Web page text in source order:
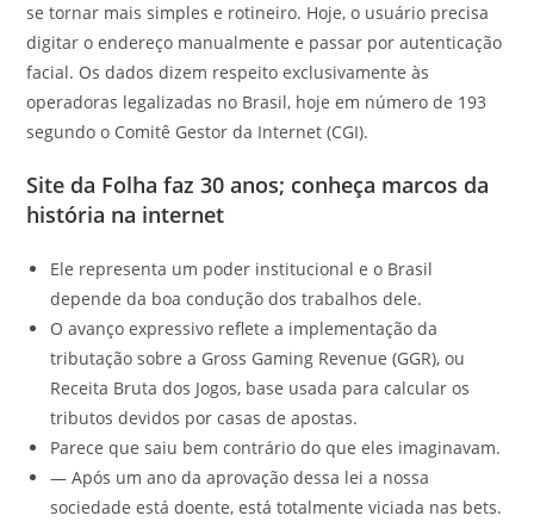
se tornar mais simples e rotineiro. Hoje, o usuário precisa
digitar o endereço manualmente e passar por autenticação
facial. Os dados dizem respeito exclusivamente às
operadoras legalizadas no Brasil, hoje em número de 193
segundo o Comitê Gestor da Internet (CGI).
Site da Folha faz 30 anos; conheça marcos da
história na internet
Ele representa um poder institucional e o Brasil
depende da boa condução dos trabalhos dele.
O avanço expressivo reflete a implementação da
tributação sobre a Gross Gaming Revenue (GGR), ou
Receita Bruta dos Jogos, base usada para calcular os
tributos devidos por casas de apostas.
Parece que saiu bem contrário do que eles imaginavam.
— Após um ano da aprovação dessa lei a nossa
sociedade está doente, está totalmente viciada nas bets.